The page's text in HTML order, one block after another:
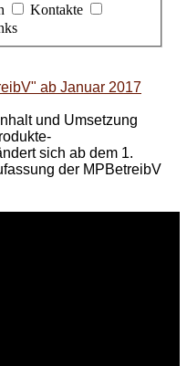
Kontakte
ab Januar 2017
und Umsetzung
sich ab dem 1.
der MPBetreibV